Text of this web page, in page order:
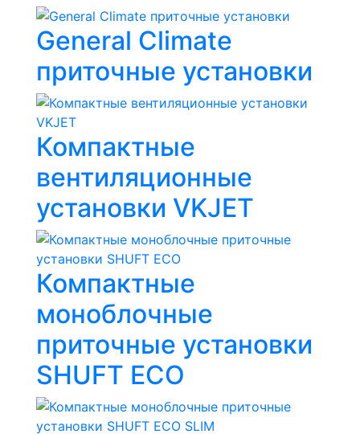
General Climate
приточные установки
Компактные
вентиляционные
установки VKJET
Компактные
моноблочные
приточные установки
SHUFT ECO